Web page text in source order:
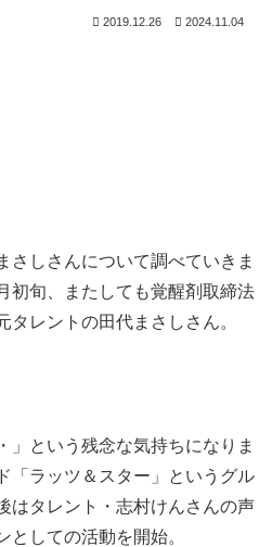
2019.12.26 2024.11.04
さしさんについて調べていきま
初旬、またしても覚醒剤取締法
レントの田代まさしさん。
」という残念な気持ちになりま
「ラッツ＆スター」というグル
はタレント・志村けんさんの声
としての活動を開始。